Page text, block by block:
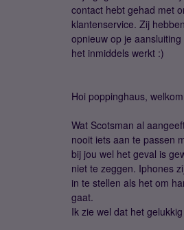
contact hebt gehad met
klantenservice. Zij
opnieuw op je
het inmiddels werkt :)
Hoi poppinghaus,
Wat Scotsman al
nooit iets aan te passen
bij jou wel het geval is
niet te zeggen. Iphones
in te stellen als het om
gaat.
Ik zie wel dat het